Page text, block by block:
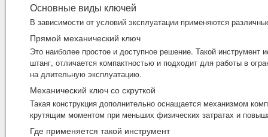
Основные виды ключей
В зависимости от условий эксплуатации применяются
Прямой механический ключ
Это наиболее простое и доступное решение. Такой инструмент
штанг, отличается компактностью и подходит для работы в
на длительную эксплуатацию.
Механический ключ со скруткой
Такая конструкция дополнительно оснащается механизмом
крутящим моментом при меньших физических затратах и
Где применяется такой инструмент